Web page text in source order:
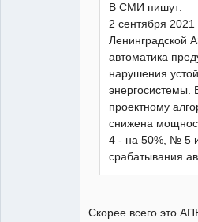
В СМИ пишут:
2 сентября 2021
Ленинградской
автоматика
нарушения
энергосистемы.
проектному
снижена
4 - на 50%, № 5
срабатывания
Скорее всего это